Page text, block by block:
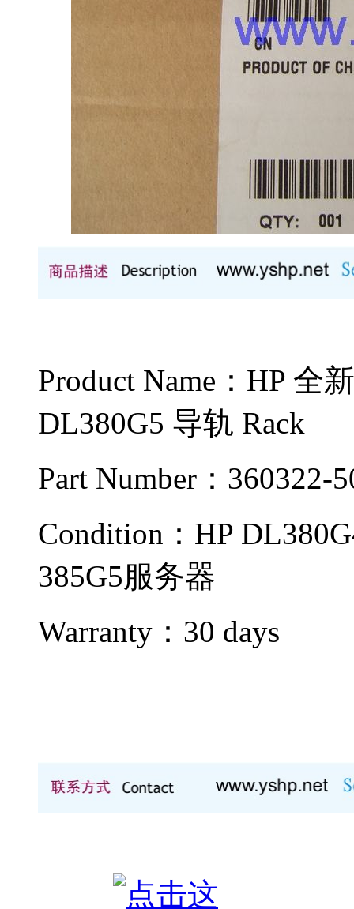
Product Name：HP 全
DL380G5 导轨 Rack
Part Number：360322-
Condition： HP
385G5服务器
Warranty： 30 days